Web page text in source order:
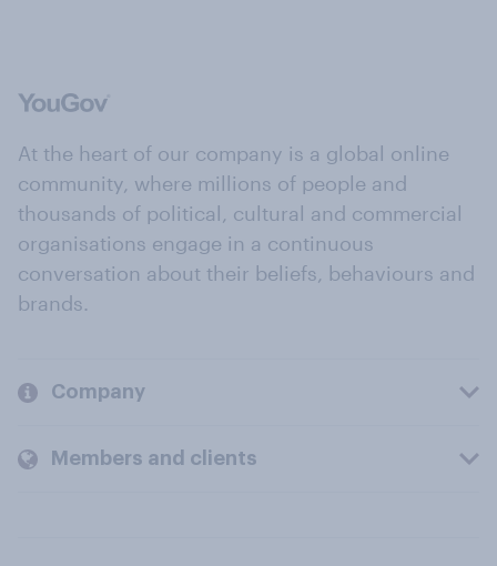
At the heart of our company is a global online
community, where millions of people and
thousands of political, cultural and commercial
organisations engage in a continuous
conversation about their beliefs, behaviours and
brands.
Company
Members and clients